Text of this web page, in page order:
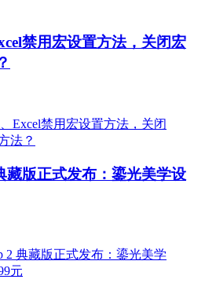
禁用宏设置方法，关闭宏
藏版正式发布：鎏光美学设